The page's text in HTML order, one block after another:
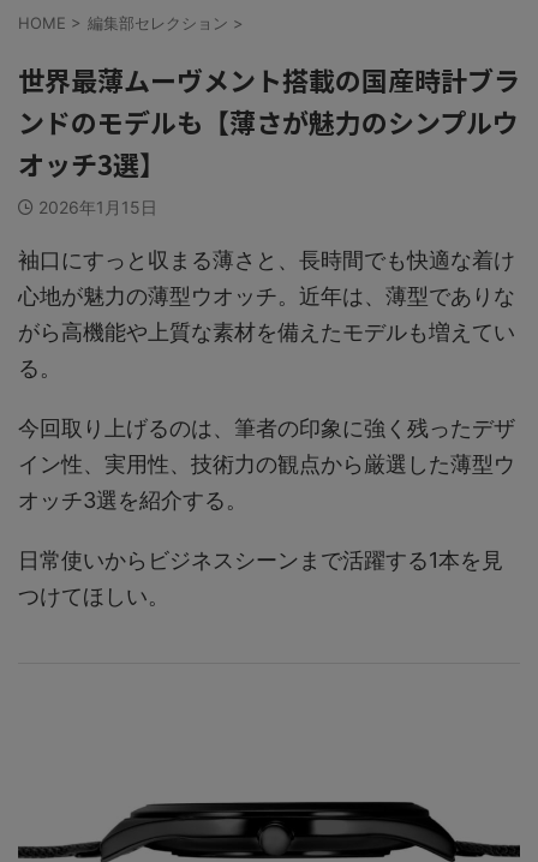
HOME > 編集部セレクション >
世界最薄ムーヴメント搭載の国産時計ブラ
ンドのモデルも【薄さが魅力のシンプルウ
オッチ3選】
2026年1月15日
袖口にすっと収まる薄さと、長時間でも快適な着け
心地が魅力の薄型ウオッチ。近年は、薄型でありな
がら高機能や上質な素材を備えたモデルも増えてい
る。
今回取り上げるのは、筆者の印象に強く残ったデザ
イン性、実用性、技術力の観点から厳選した薄型ウ
オッチ3選を紹介する。
日常使いからビジネスシーンまで活躍する1本を見
つけてほしい。